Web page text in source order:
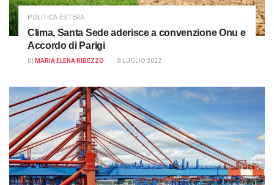
POLITICA ESTERA
Clima, Santa Sede aderisce a convenzione Onu e
Accordo di Parigi
DI MARIA ELENA RIBEZZO 8 LUGLIO 2022